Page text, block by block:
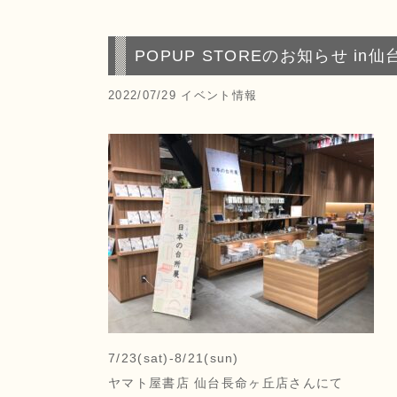
POPUP STOREのお知らせ in仙
2022/07/29 イベント情報
7/23(sat)-8/21(sun)
ヤマト屋書店 仙台長命ヶ丘店さんにて